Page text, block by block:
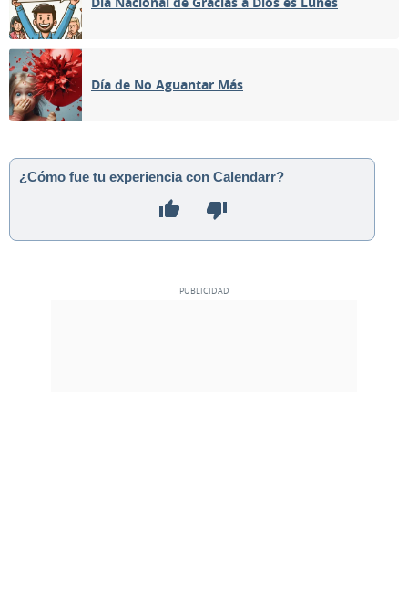
Día de No Aguantar Más
¿Cómo fue tu experiencia con Calendarr?